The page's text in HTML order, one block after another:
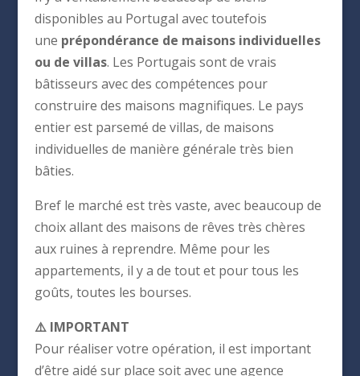
disponibles au Portugal avec toutefois
une prépondérance de maisons individuelles
ou de villas. Les Portugais sont de vrais
bâtisseurs avec des compétences pour
construire des maisons magnifiques. Le pays
entier est parsemé de villas, de maisons
individuelles de manière générale très bien
bâties.
Bref le marché est très vaste, avec beaucoup de
choix allant des maisons de rêves très chères
aux ruines à reprendre. Même pour les
appartements, il y a de tout et pour tous les
goûts, toutes les bourses.
⚠️ IMPORTANT
Pour réaliser votre opération, il est important
d’être aidé sur place soit avec une agence